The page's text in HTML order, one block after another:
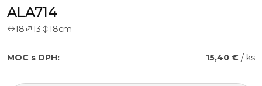
ALA714
18 13 18cm
MOC s DPH: 15,40 € / ks